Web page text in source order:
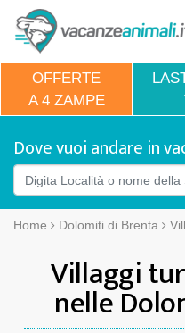
OFFERTE
A 4 ZAMPE
Dove vuoi andare in
Home Dolomiti di Brenta
Villaggi
nelle